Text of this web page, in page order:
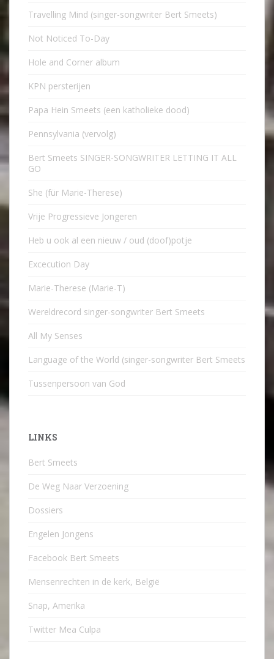
Travelling Mind (singer-songwriter Bert Smeets)
Not Noticed To-Day
Hole and Corner album
KPN persterijen
Papa Hein Smeets (een katholieke dood)
Pennsylvania (vervolg)
Bert Smeets SINGER-SONGWRITER LETTING IT ALL
GO
She (für Marie-Therese)
Vrije Progressieve Jongeren
Heb u ook al een nieuw / oud (doof)potje
Excecution Day
Marie-Therese (Marie-T)
Wereldrecord singer-songwriter Bert Smeets
All My Senses
Language of the World (singer-songwriter Bert Smeets
Tussenpersoon van God
LINKS
Bert Smeets
De Weg Naar Verzoening
Dossiers
Engelen Jongens
Facebook Bert Smeets
Mensenrechten in de kerk, België
Snap, Amerika
Twitter Mea Culpa